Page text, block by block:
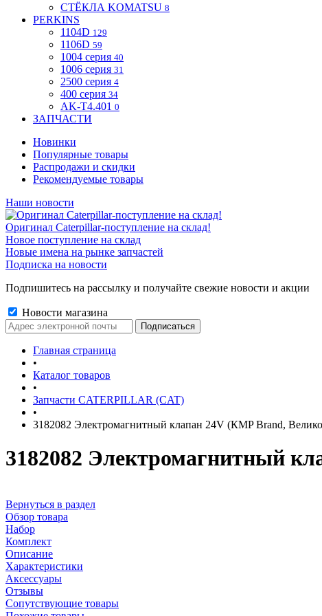
СТЁКЛА KOMATSU 8
PERKINS
1104D 129
1106D 59
1004 серия 40
1006 серия 31
2500 серия 4
400 серия 34
AK-T4.401 0
ЗАПЧАСТИ
Новинки
Популярные товары
Распродажи и скидки
Рекомендуемые товары
Наши новости
Оригинал Caterpillar-поступление на склад!
Новое поступление на склад
Новые имена на рынке запчастей
Подписка на новости
Подпишитесь на рассылку и получайте свежие новости и акции
Новости магазина
Главная страница
•
Каталог товаров
•
Запчасти CATERPILLAR (CAT)
•
3182082 Электромагнитный клапан 24V (КMP Brand,
3182082 Электромагнитный
Вернуться в раздел
Обзор товара
Набор
Комплект
Описание
Характеристики
Аксессуары
Отзывы
Сопутствующие товары